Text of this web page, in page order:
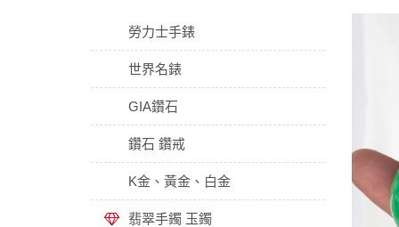
勞力士手錶
世界名錶
GIA鑽石
鑽石 鑽戒
K金、黃金、白金
翡翠手鐲 玉鐲